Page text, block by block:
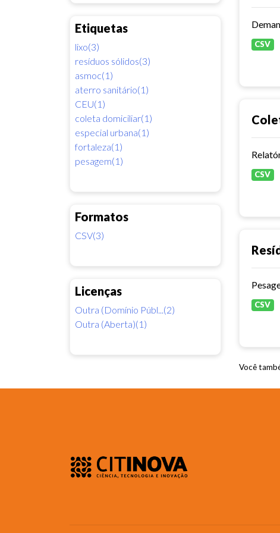
Etiquetas
lixo(3)
resíduos sólidos(3)
asmoc(1)
aterro sanitário(1)
CEU(1)
coleta domiciliar(1)
especial urbana(1)
fortaleza(1)
pesagem(1)
Formatos
CSV(3)
Licenças
Outra (Domínio Públ...(2)
Outra (Aberta)(1)
CSV
CSV
CSV
Você